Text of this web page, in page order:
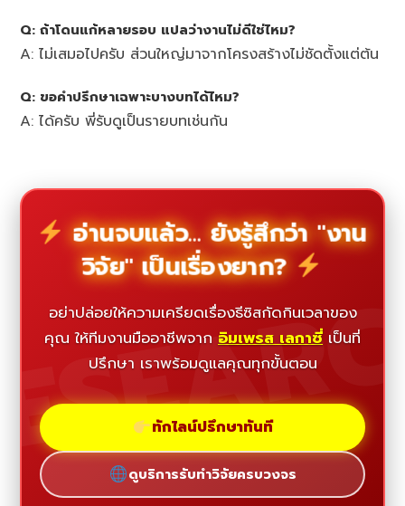
Q: ถ้าโดนแก้หลายรอบ แปลว่างานไม่ดีใช่ไหม?
A: ไม่เสมอไปครับ ส่วนใหญ่มาจากโครงสร้างไม่ชัดตั้งแต่ต้น
Q: ขอคำปรึกษาเฉพาะบางบทได้ไหม?
A: ได้ครับ พี่รับดูเป็นรายบทเช่นกัน
อ่านจบแล้ว... ยังรู้สึกว่า "งาน
วิจัย" เป็นเรื่องยาก?
อย่าปล่อยให้ความเครียดเรื่องธีซิสกัดกินเวลาของ
คุณ ให้ทีมงานมืออาชีพจาก อิมเพรส เลกาซี่ เป็นที่
ปรึกษา เราพร้อมดูแลคุณทุกขั้นตอน
ทักไลน์ปรึกษาทันที
ดูบริการรับทำวิจัยครบวงจร